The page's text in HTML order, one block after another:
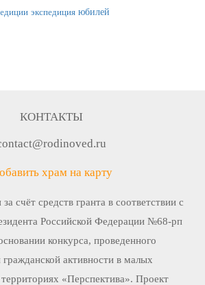
экспедиция юбилей
КОНТАКТЫ
храм на карту
счёт средств гранта в соответствии c
Российской Федерации №68-рп
конкурса, проведенного
активности в малых
«Перспектива». Проект